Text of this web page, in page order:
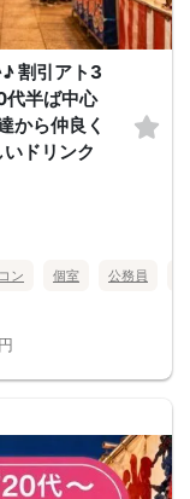
割引アト3
半ば中心
から仲良く
ドリンク
ン 個室 公務員